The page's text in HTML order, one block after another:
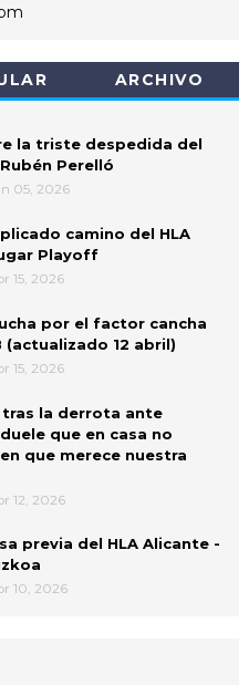
ARCHIVO
la triste despedida del
Perelló
05, 2026
camino del HLA
Playoff
15, 2026
por el factor cancha
(actualizado 12 abril)
15, 2026
tras la derrota ante
que en casa no
que merece nuestra
12, 2026
previa del HLA Alicante -
10, 2026